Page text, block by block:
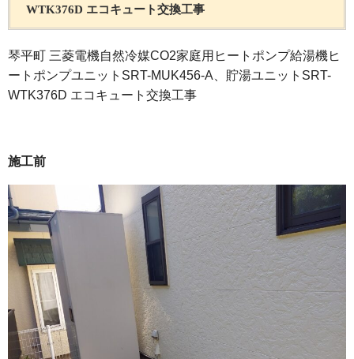
WTK376D エコキュート交換工事
琴平町 三菱電機自然冷媒CO2家庭用ヒートポンプ給湯機ヒ
ートポンプユニットSRT-MUK456-A、貯湯ユニットSRT-
WTK376D エコキュート交換工事
施工前